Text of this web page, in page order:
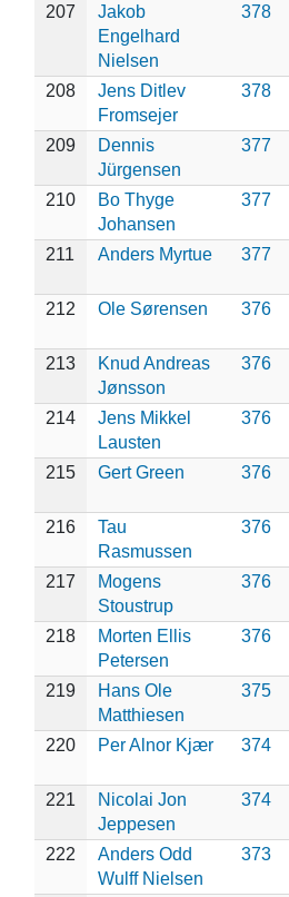
207
Jakob
Engelhard
Nielsen
378
208
Jens Ditlev
Fromsejer
378
209
Dennis
Jürgensen
377
210
Bo Thyge
Johansen
377
211 Anders Myrtue 377
212 Ole Sørensen 376
213
Knud Andreas
Jønsson
376
214
Jens Mikkel
Lausten
376
215 Gert Green 376
216
Tau
Rasmussen
376
217
Mogens
Stoustrup
376
218
Morten Ellis
Petersen
376
219
Hans Ole
Matthiesen
375
220 Per Alnor Kjær 374
221
Nicolai Jon
Jeppesen
374
222
Anders Odd
Wulff Nielsen
373